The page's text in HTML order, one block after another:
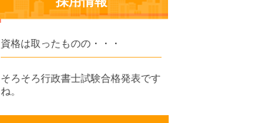
資格は取ったものの・・・
そろそろ行政書士試験合格発表です
ね。